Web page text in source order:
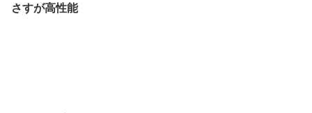
さすが高性能